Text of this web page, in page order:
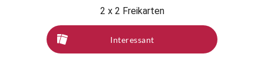
2 x 2 Freikarten
Interessant